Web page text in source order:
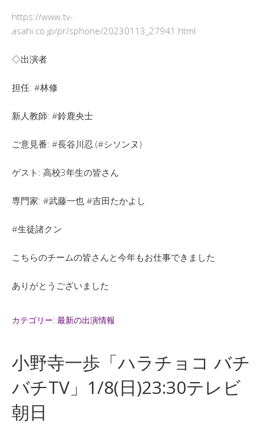
https://www.tv-
asahi.co.jp/pr/sphone/20230113_27941.html
◇出演者
担任: #林修
新人教師: #鈴鹿央士
ご意見番: #長谷川忍 (#シソンヌ)
ゲスト: 高校3年生の皆さん
専門家: #武藤一也 #吉田たかよし
#生徒諸クン
こちらのチームの皆さんと今年もお仕事できました
ありがとうございました
カテゴリー: 最新の出演情報
小野寺一歩「ハラチョコ バチ
バチTV」1/8(日)23:30テレビ
朝日